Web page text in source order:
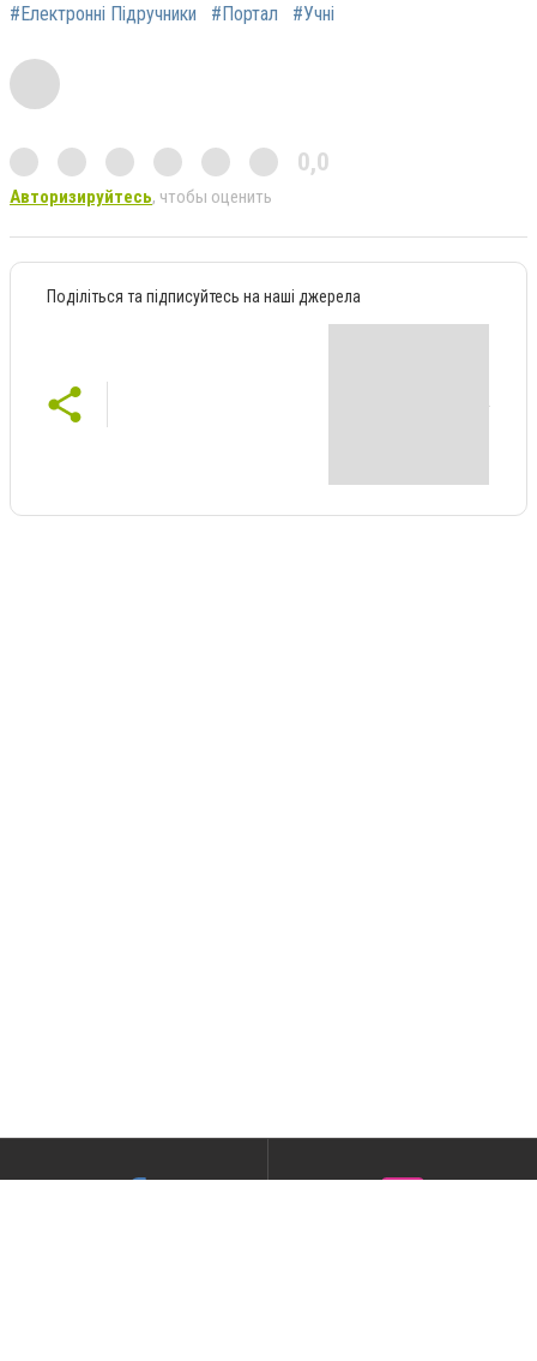
#Електронні Підручники #Портал #Учні
0,0
Авторизируйтесь, чтобы оценить
Поділіться та підписуйтесь на наші джерела